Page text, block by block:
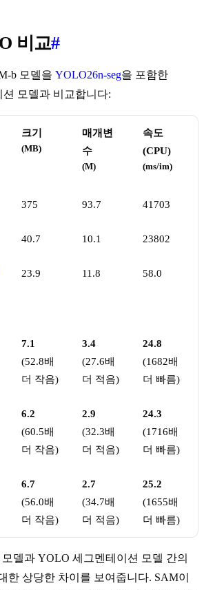
비교#
b 모델을 YOLO26n-seg을 포함한
션 모델과 비교합니다:
크기
(MB)
매개변
수
(M)
속도
(CPU)
(ms/im)
375 93.7 41703
40.7 10.1 23802
23.9 11.8 58.0
7.1
(52.8배
더 작음)
3.4
(27.6배
더 적음)
24.8
(1682배
더 빠름)
6.2
(60.5배
더 작음)
2.9
(32.3배
더 적음)
24.3
(1716배
더 빠름)
6.7
(56.0배
더 작음)
2.7
(34.7배
더 적음)
25.2
(1655배
더 빠름)
델과 YOLO 세그멘테이션 모델 간의
한 상당한 차이를 보여줍니다. SAM이